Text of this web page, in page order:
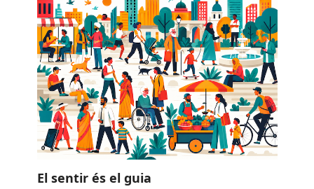
El sentir és el guia